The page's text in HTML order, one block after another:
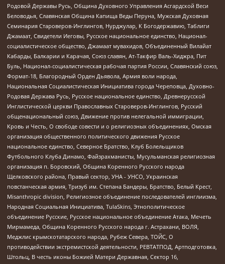
Родовой Державы Русь, Община Духовного Управления Асгардской Веси
Беловодья, Славянская Община Капища Веды Перуна, Мужская Духовная
Семинария Староверов-Инглингов, Нурджулар, К Богодержавию, Таблиги
Джамаат, Свидетели Иеговы, Русское национальное единство, Национал-
социалистическое общество, Джамаат мувахидов, Объединенный Вилайат
Кабарды, Балкарии и Карачая, Союз славян, Ат-Такфир Валь-Хиджра, Пит
Буль, Национал-социалистическая рабочая партия России, Славянский союз,
Формат-18, Благородный Орден Дьявола, Армия воли народа,
Национальная Социалистическая Инициатива города Череповца, Духовно-
Родовая Держава Русь, Русское национальное единство, Древнерусской
Инглистической церкви Православных Староверов-Инглингов, Русский
общенациональный союз, Движение против нелегальной иммиграции,
Кровь и Честь, О свободе совести и о религиозных объединениях, Омская
организация общественного политического движения Русское
национальное единство, Северное Братство, Клуб Болельщиков
Футбольного Клуба Динамо, Файзрахманисты, Мусульманская религиозная
организация п. Боровский, Община Коренного Русского народа
Щелковского района, Правый сектор, УНА - УНСО, Украинская
повстанческая армия, Тризуб им. Степана Бандеры, Братство, Белый Крест,
Misanthropic division, Религиозное объединение последователей инглиизма,
Народная Социальная Инициатива, TulaSkins, Этнополитическое
объединение Русские, Русское национальное объединение Атака, Мечеть
Мирмамеда, Община Коренного Русского народа г. Астрахани, ВОЛЯ,
Меджлис крымскотатарского народа, Рубеж Севера, ТОЙС, О
противодействии экстремистской деятельности, РЕВТАТПОД, Артподготовка,
Штольц, В честь иконы Божией Матери Державная, Сектор 16,